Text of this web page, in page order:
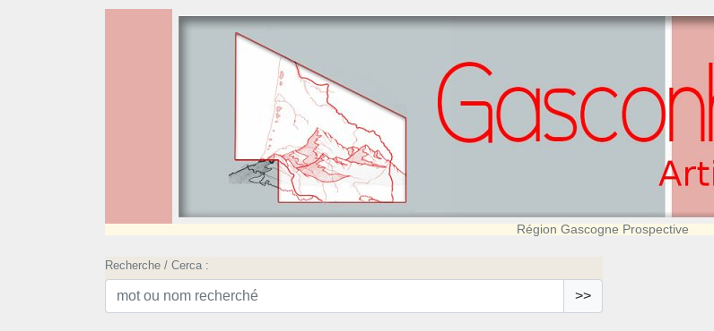
Région Gascogne Prospective
Recherche / Cerca :
>>